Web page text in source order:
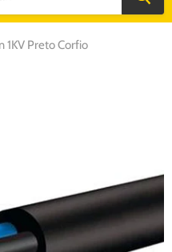
1KV Preto Corfio